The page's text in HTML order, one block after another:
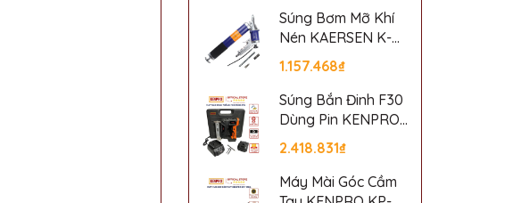
Súng Bơm Mỡ Khí
Nén KAERSEN K-
601
1.157.468₫
Súng Bắn Đinh F30
Dùng Pin KENPRO
F30P
2.418.831₫
Máy Mài Góc Cầm